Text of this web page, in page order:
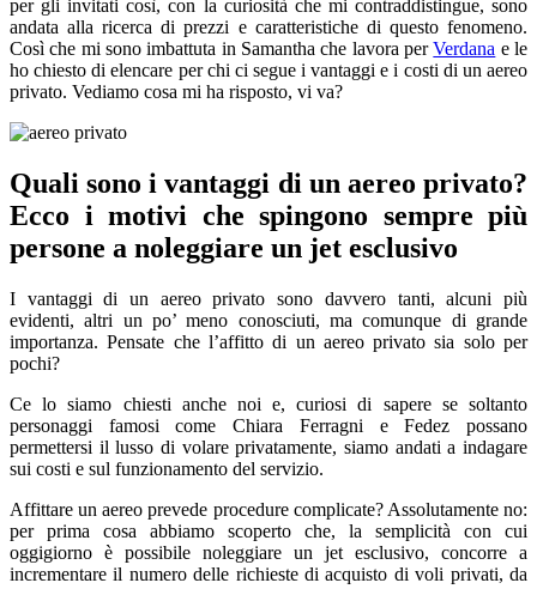
per gli invitati così, con la curiosità che mi contraddistingue, sono
andata alla ricerca di prezzi e caratteristiche di questo fenomeno.
Così che mi sono imbattuta in Samantha che lavora perVerdana e le
ho chiesto di elencare per chi ci segue i vantaggi e i costi di un aereo
privato. Vediamo cosa mi ha risposto, vi va?
Quali sono i vantaggi di un aereo privato?
Ecco i motivi che spingono sempre più
persone a noleggiare un jet esclusivo
I vantaggi di un aereo privato sono davvero tanti, alcuni più
evidenti, altri un po’ meno conosciuti, ma comunque di grande
importanza. Pensate che l’affitto di un aereo privato sia solo per
pochi?
Ce lo siamo chiesti anche noi e, curiosi di sapere se soltanto
personaggi famosi come Chiara Ferragni e Fedez possano
permettersi il lusso di volare privatamente, siamo andati a indagare
sui costi e sul funzionamento del servizio.
Affittare un aereo prevede procedure complicate? Assolutamente no:
per prima cosa abbiamo scoperto che, la semplicità con cui
oggigiorno è possibile noleggiare un jet esclusivo, concorre a
incrementare il numero delle richieste di acquisto di voli privati, da